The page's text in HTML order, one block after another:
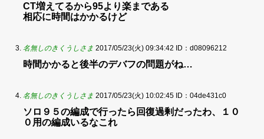
CT増えてるから95より楽まである
相応に時間はかかるけど
名無しのきくうしさま 2017/05/23(火) 09:34:42 ID：d08096212
時間かかると後半のデバフの問題がね…
名無しのきくうしさま 2017/05/23(火) 10:02:45 ID：04de431c0
ソロ９５の編成で行ったら回復過剰だったわ、１０
０用の編成いるなこれ